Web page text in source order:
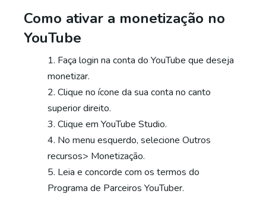
Como ativar a monetização no
YouTube
Faça login na conta do YouTube que deseja
monetizar.
Clique no ícone da sua conta no canto
superior direito.
Clique em YouTube Studio.
No menu esquerdo, selecione Outros
recursos> Monetização.
Leia e concorde com os termos do
Programa de Parceiros YouTuber.